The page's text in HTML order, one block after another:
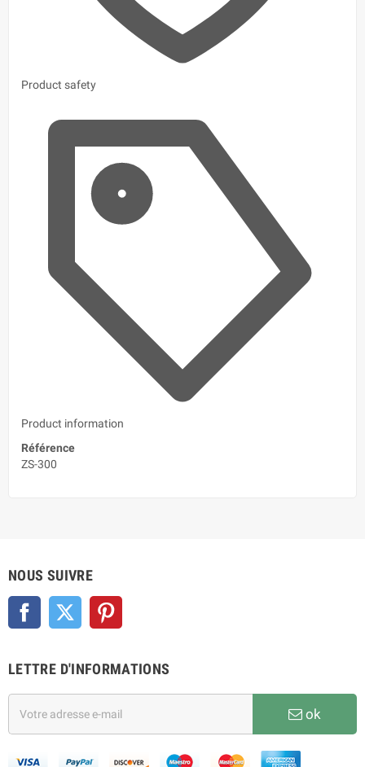
Product safety
Product information
Référence
ZS-300
NOUS SUIVRE
Facebook Twitter
LETTRE D'INFORMATIONS
ok